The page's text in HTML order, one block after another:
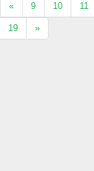
« 9 10 11
19 »